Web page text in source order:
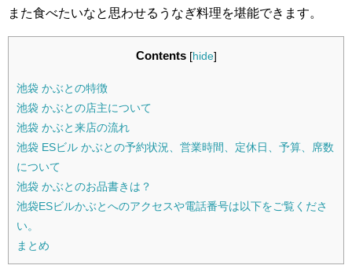
また食べたいなと思わせるうなぎ料理を堪能できます。
Contents [hide]
池袋 かぶとの特徴
池袋 かぶとの店主について
池袋 かぶと来店の流れ
池袋 ESビル かぶとの予約状況、営業時間、定休日、予算、席数
について
池袋 かぶとのお品書きは？
池袋ESビルかぶとへのアクセスや電話番号は以下をご覧くださ
い。
まとめ